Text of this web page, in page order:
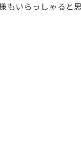
いらっしゃると思